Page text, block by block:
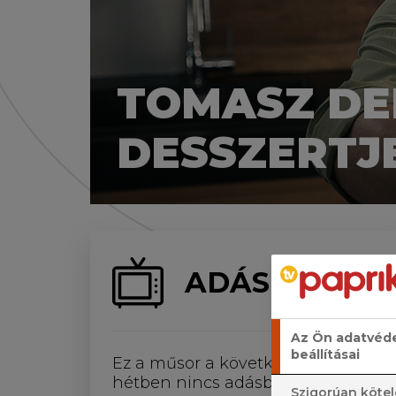
TOMASZ
ADÁS
Ez a műsor a következő négy
hétben nincs adásban.
Az Ön
beállításai
Szigorúan